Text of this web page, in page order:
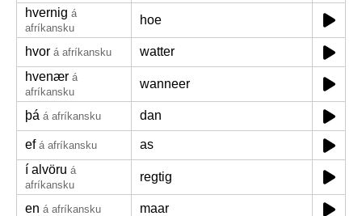
hvernig á
afríkansku
hoe
hvor á afríkansku
watter
hvenær á
afríkansku
wanneer
þá á afríkansku dan
ef á afríkansku
as
í alvöru á
afríkansku
regtig
en á afríkansku
maar